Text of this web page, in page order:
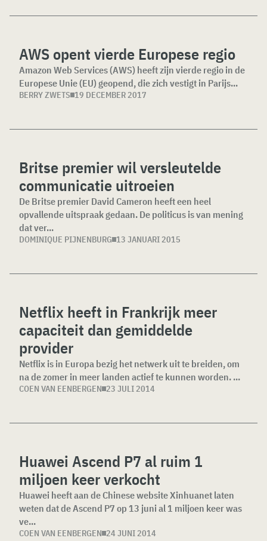
AWS opent vierde Europese regio
Amazon Web Services (AWS) heeft zijn vierde regio in de
Europese Unie (EU) geopend, die zich vestigt in Parijs...
BERRY ZWETS 19 DECEMBER 2017
Britse premier wil versleutelde
communicatie uitroeien
De Britse premier David Cameron heeft een heel
opvallende uitspraak gedaan. De politicus is van mening
dat ver...
DOMINIQUE PIJNENBURG 13 JANUARI 2015
Netflix heeft in Frankrijk meer
capaciteit dan gemiddelde
provider
Netflix is in Europa bezig het netwerk uit te breiden, om
na de zomer in meer landen actief te kunnen worden. ...
COEN VAN EENBERGEN 23 JULI 2014
Huawei Ascend P7 al ruim 1
miljoen keer verkocht
Huawei heeft aan de Chinese website Xinhuanet laten
weten dat de Ascend P7 op 13 juni al 1 miljoen keer was
ve...
COEN VAN EENBERGEN 24 JUNI 2014